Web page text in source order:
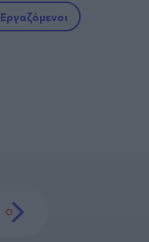
Εργαζόμενοι